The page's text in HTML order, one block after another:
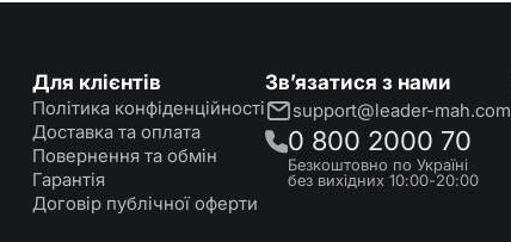
Для клієнтів
Політика конфіденційності
Доставка та оплата
Повернення та обмін
Гарантія
Договір публічної оферти
Зв’язатися з нами
support@leader-mah.com
0 800 2000 70
Безкоштовно по Україні
без вихідних 10:00-20:00